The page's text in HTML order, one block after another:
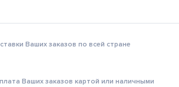
Ваших заказов по всей стране
Ваших заказов картой или наличными